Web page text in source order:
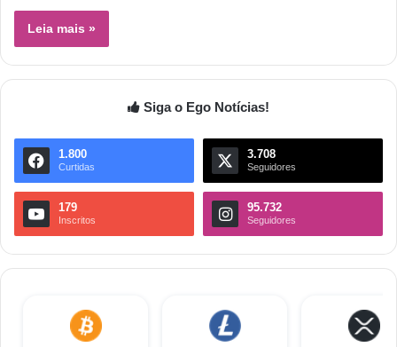
Leia mais »
Siga o Ego Notícias!
1.800
Curtidas
3.708
Seguidores
179
Inscritos
95.732
Seguidores